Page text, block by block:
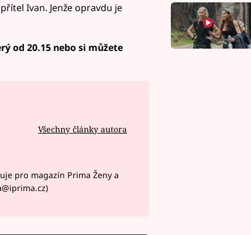
Ivan. Jenže opravdu je
od 20.15 nebo si můžete
Všechny články autora
pro magazín Prima Ženy a